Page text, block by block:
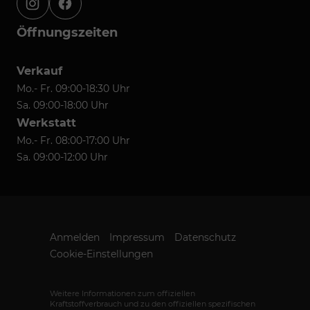
instagramfacebook
Öffnungszeiten
Verkauf
Mo.- Fr. 09:00-18:30 Uhr
Sa. 09:00-18:00 Uhr
Werkstatt
Mo.- Fr. 08:00-17:00 Uhr
Sa. 09:00-12:00 Uhr
Anmelden Impressum
Datenschutz
Cookie-Einstellungen
Weitere Informationen zum offiziellen
Kraftstoffverbrauch und zu den offiziellen spezifischen